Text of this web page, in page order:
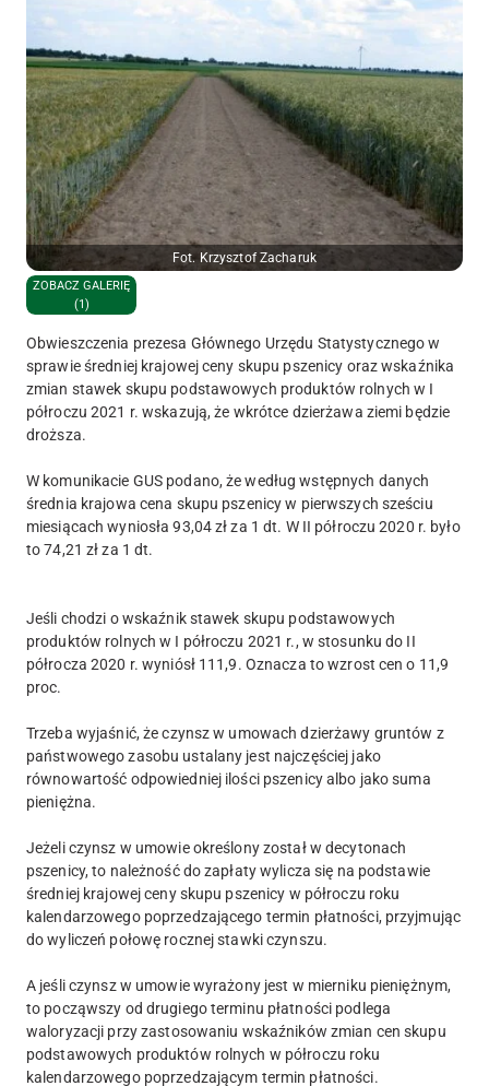
Fot. Krzysztof Zacharuk
ZOBACZ GALERIĘ
(1)
Obwieszczenia prezesa Głównego Urzędu Statystycznego w
sprawie średniej krajowej ceny skupu pszenicy oraz wskaźnika
zmian stawek skupu podstawowych produktów rolnych w I
półroczu 2021 r. wskazują, że wkrótce dzierżawa ziemi będzie
droższa.
W komunikacie GUS podano, że według wstępnych danych
średnia krajowa cena skupu pszenicy w pierwszych sześciu
miesiącach wyniosła 93,04 zł za 1 dt. W II półroczu 2020 r. było
to 74,21 zł za 1 dt.
Jeśli chodzi o wskaźnik stawek skupu podstawowych
produktów rolnych w I półroczu 2021 r., w stosunku do II
półrocza 2020 r. wyniósł 111,9. Oznacza to wzrost cen o 11,9
proc.
Trzeba wyjaśnić, że czynsz w umowach dzierżawy gruntów z
państwowego zasobu ustalany jest najczęściej jako
równowartość odpowiedniej ilości pszenicy albo jako suma
pieniężna.
Jeżeli czynsz w umowie określony został w decytonach
pszenicy, to należność do zapłaty wylicza się na podstawie
średniej krajowej ceny skupu pszenicy w półroczu roku
kalendarzowego poprzedzającego termin płatności, przyjmując
do wyliczeń połowę rocznej stawki czynszu.
A jeśli czynsz w umowie wyrażony jest w mierniku pieniężnym,
to począwszy od drugiego terminu płatności podlega
waloryzacji przy zastosowaniu wskaźników zmian cen skupu
podstawowych produktów rolnych w półroczu roku
kalendarzowego poprzedzającym termin płatności.